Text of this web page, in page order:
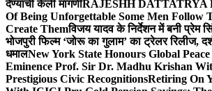
देण्याची केली मागणीRAJESHH DATTATRYA
Of Being Unforgettable Some Men Follow
Create Themविजय यादव के निर्देशन में बनी प्रेम
भोजपुरी फिल्म ‘जोरू का गुलाम’ का ट्रेलर रिलीज,
धमालNew York State Honours Global
Eminence Prof. Sir Dr. Madhu Krishan
Prestigious Civic RecognitionsRetiring On